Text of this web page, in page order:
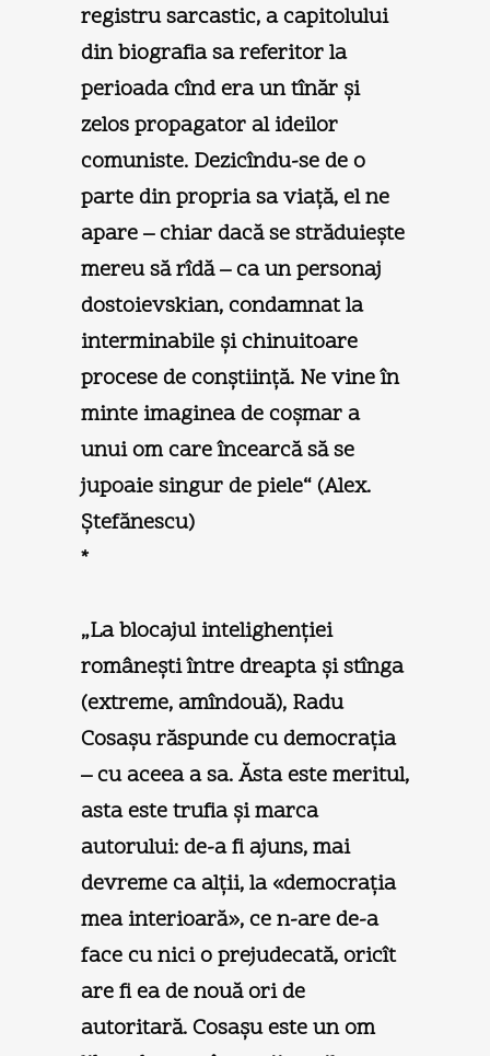
registru sarcastic, a capitolului
din biografia sa referitor la
perioada cînd era un tînăr şi
zelos propagator al ideilor
comuniste. Dezicîndu-se de o
parte din propria sa viaţă, el ne
apare – chiar dacă se străduieşte
mereu să rîdă – ca un personaj
dostoievskian, condamnat la
interminabile şi chinuitoare
procese de conştiinţă. Ne vine în
minte imaginea de coşmar a
unui om care încearcă să se
jupoaie singur de piele“ (Alex.
Ştefănescu)
*
„La blocajul intelighenţiei
româneşti între dreapta şi stînga
(extreme, amîndouă), Radu
Cosaşu răspunde cu democraţia
– cu aceea a sa. Ăsta este meritul,
asta este trufia şi marca
autorului: de-a fi ajuns, mai
devreme ca alţii, la «democraţia
mea interioară», ce n-are de-a
face cu nici o prejudecată, oricît
are fi ea de nouă ori de
autoritară. Cosaşu este un om